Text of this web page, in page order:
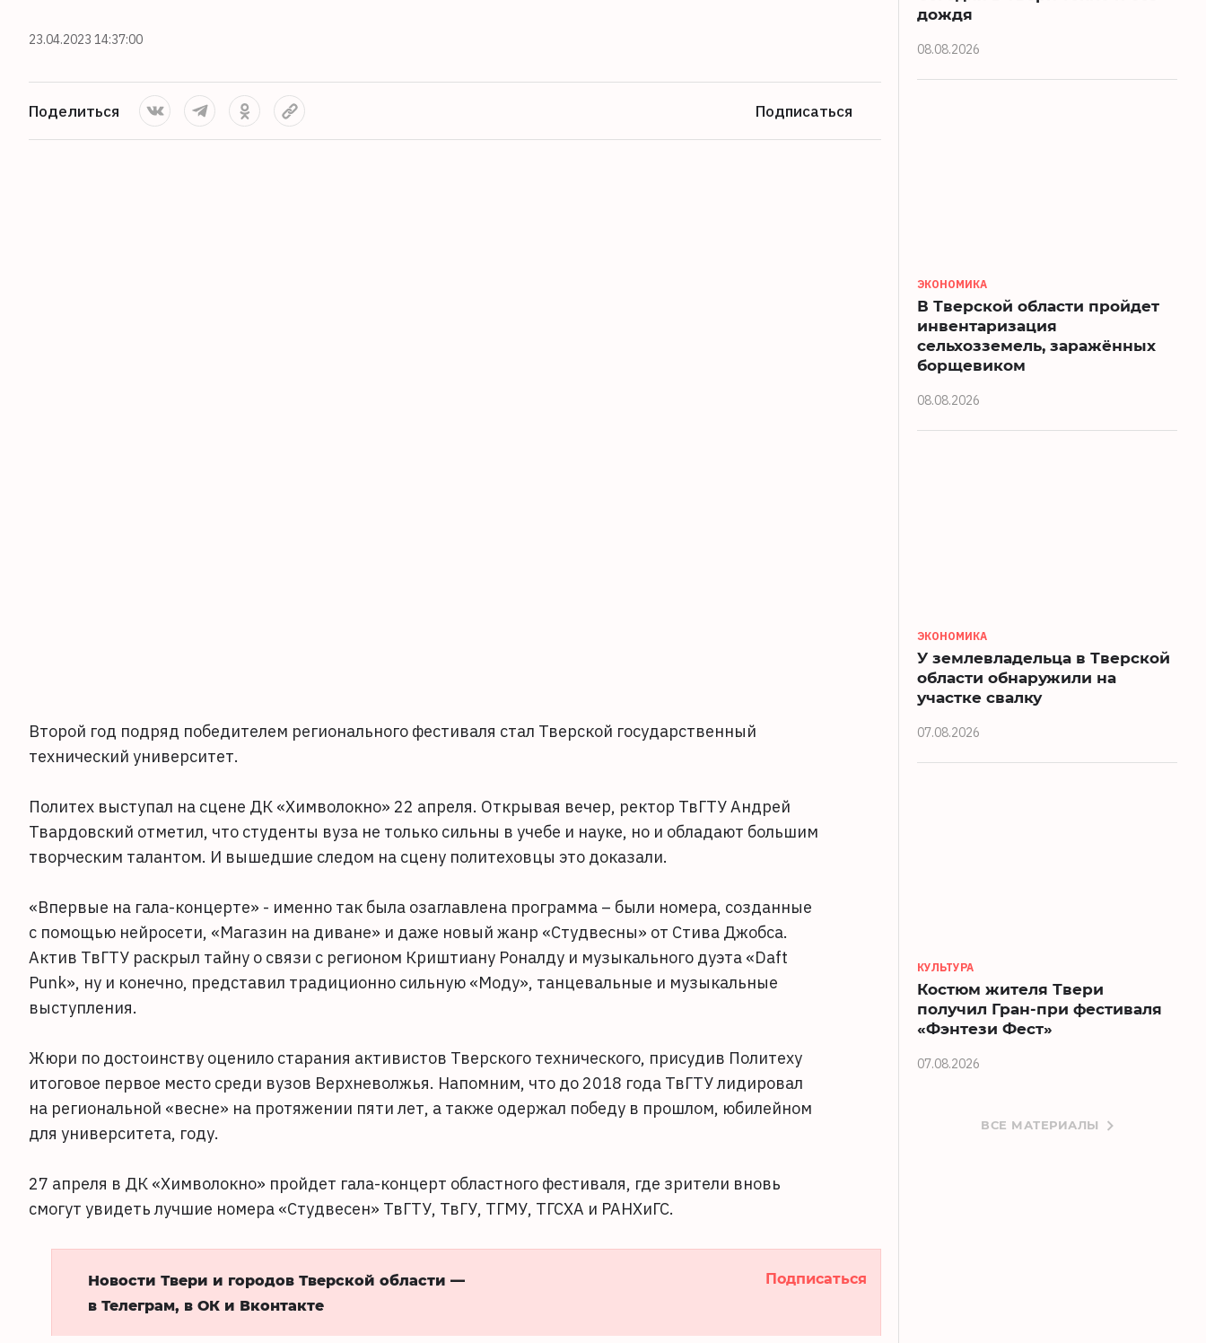
23.04.2023 14:37:00
Поделиться Подписаться
Второй год подряд победителем регионального фестиваля стал Тверской государственный
технический университет.
Политех выступал на сцене ДК «Химволокно» 22 апреля. Открывая вечер, ректор ТвГТУ Андрей
Твардовский отметил, что студенты вуза не только сильны в учебе и науке, но и обладают большим
творческим талантом. И вышедшие следом на сцену политеховцы это доказали.
«Впервые на гала-концерте» - именно так была озаглавлена программа – были номера, созданные
с помощью нейросети, «Магазин на диване» и даже новый жанр «Студвесны» от Стива Джобса.
Актив ТвГТУ раскрыл тайну о связи с регионом Криштиану Роналду и музыкального дуэта «Daft
Punk», ну и конечно, представил традиционно сильную «Моду», танцевальные и музыкальные
выступления.
Жюри по достоинству оценило старания активистов Тверского технического, присудив Политеху
итоговое первое место среди вузов Верхневолжья. Напомним, что до 2018 года ТвГТУ лидировал
на региональной «весне» на протяжении пяти лет, а также одержал победу в прошлом, юбилейном
для университета, году.
27 апреля в ДК «Химволокно» пройдет гала-концерт областного фестиваля, где зрители вновь
смогут увидеть лучшие номера «Студвесен» ТвГТУ, ТвГУ, ТГМУ, ТГСХА и РАНХиГС.
Новости Твери и городов Тверской области —
в Телеграм, в ОК и Вконтакте
Подписаться
дождя
08.08.2026
ЭКОНОМИКА
В Тверской области пройдет
инвентаризация
сельхозземель, заражённых
борщевиком
08.08.2026
ЭКОНОМИКА
У землевладельца в Тверской
области обнаружили на
участке свалку
07.08.2026
КУЛЬТУРА
Костюм жителя Твери
получил Гран-при фестиваля
«Фэнтези Фест»
07.08.2026
ВСЕ МАТЕРИАЛЫ